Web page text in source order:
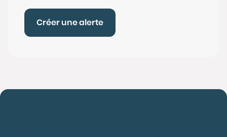
Créer une alerte